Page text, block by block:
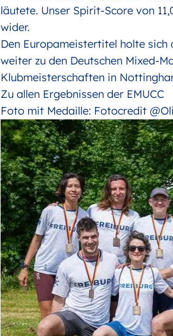
läutete. Unser Spirit-Score von
wider.
Den Europameistertitel holte sich
weiter zu den Deutschen Mixed-
Klubmeisterschaften in
Zu allen Ergebnissen der EMUCC
Foto mit Medaille: Fotocredit
Bild